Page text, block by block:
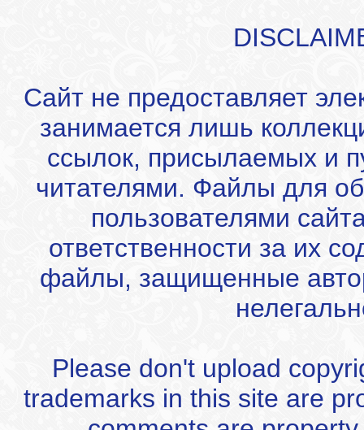
Сайт не предоставляет
занимается лишь
ссылок, присылаемых и
читателями. Файлы для
пользователями
ответственности за их
файлы, защищенные
Please don't upload
trademarks in this site are